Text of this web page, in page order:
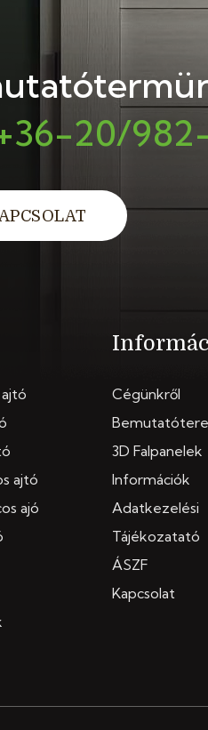
20/
ajtó
ajó
Cégünkről
3D Falpanelek
Információk
Adatkezelési
Tájékozatató
ÁSZF
Kapcsolat